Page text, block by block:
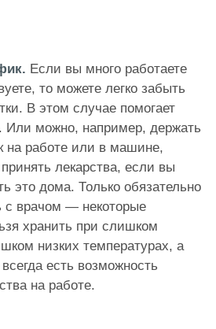
Если вы много работаете
то можете легко забыть
В этом случае помогает
Или можно, например, держать
на работе или в машине,
лекарства, если вы
это дома. Только обязательно
с врачом — некоторые
хранить при слишком
низких температурах, а
есть возможность
на работе.